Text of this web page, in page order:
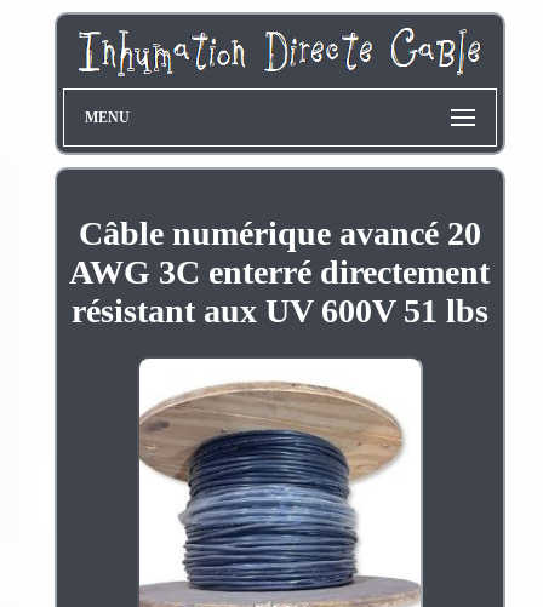
MENU
Câble numérique avancé 20
AWG 3C enterré directement
résistant aux UV 600V 51 lbs